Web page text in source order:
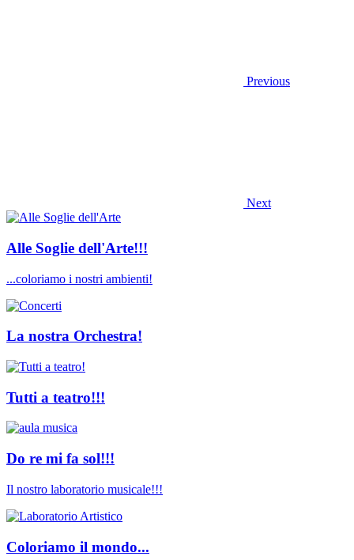
Previous
Next
Alle Soglie dell'Arte!!!
...coloriamo i nostri ambienti!
La nostra Orchestra!
Tutti a teatro!!!
Do re mi fa sol!!!
Il nostro laboratorio musicale!!!
Coloriamo il mondo...